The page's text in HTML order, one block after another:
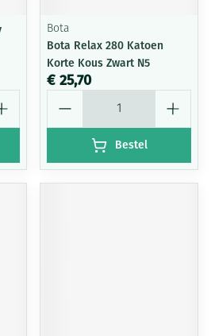
Bota
Bota Relax 280 Katoen
Korte Kous Zwart N5
€ 25,70
Bestel